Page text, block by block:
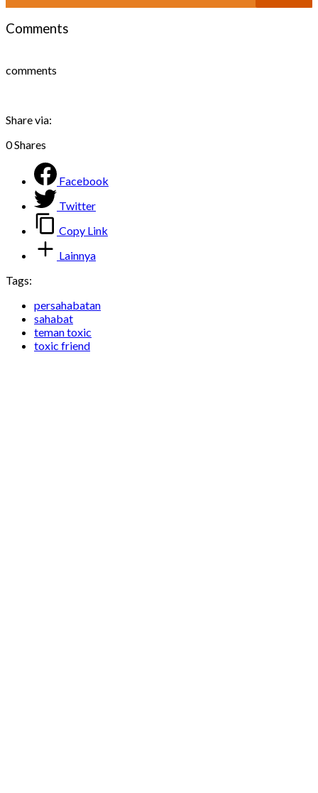
Comments
comments
Share via:
0Shares
Facebook
Twitter
Copy Link
Lainnya
Tags:
persahabatan
sahabat
teman toxic
toxic friend